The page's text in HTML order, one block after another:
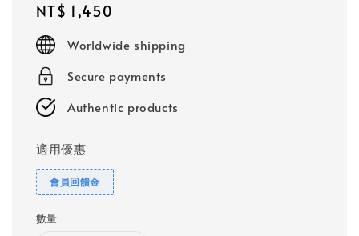
Regular
price
NT$ 1,450
Worldwide shipping
Secure payments
Authentic products
適用優惠
會員回饋金
數量